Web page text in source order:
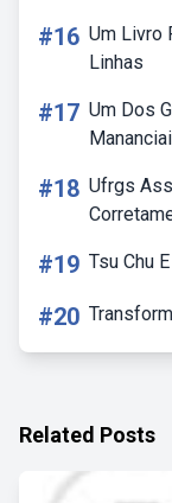
#16 Um Livro
Linhas
#17 Um Dos
#18 Ufrgs
#19 Tsu Chu
#20
Related Posts